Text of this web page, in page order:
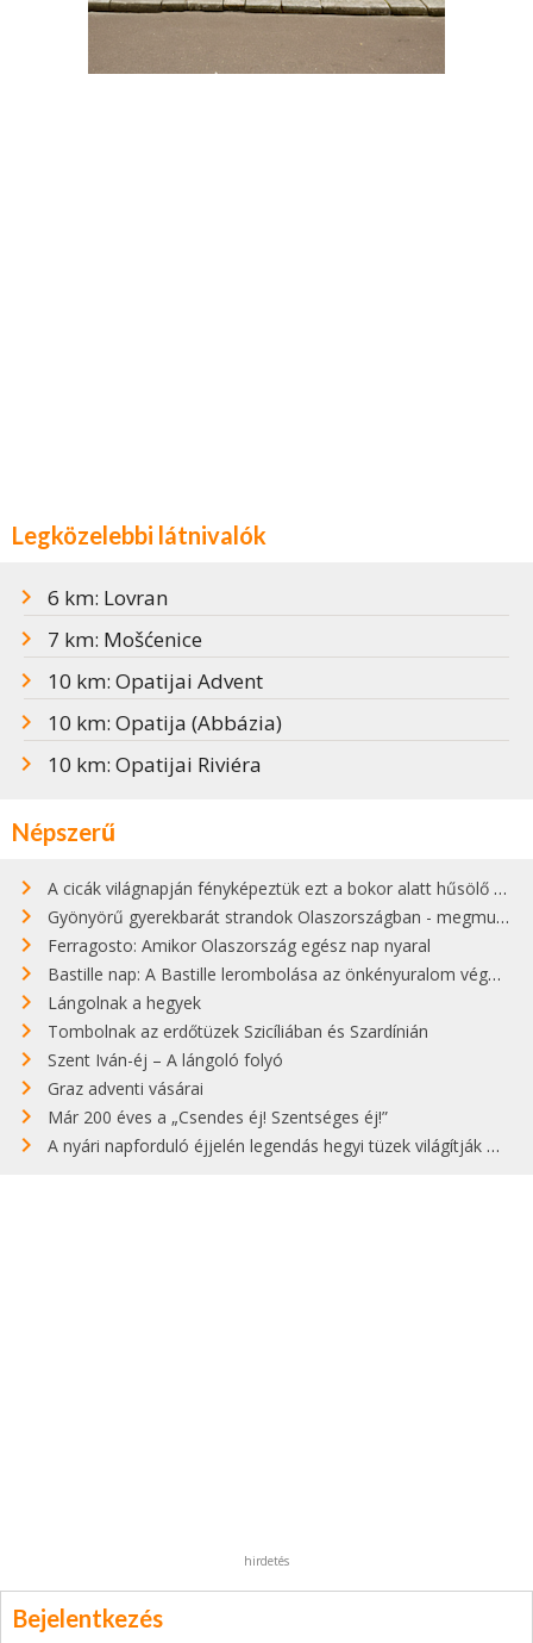
Legközelebbi látnivalók
6 km: Lovran
7 km: Mošćenice
10 km: Opatijai Advent
10 km: Opatija (Abbázia)
10 km: Opatijai Riviéra
Népszerű
A cicák világnapján fényképeztük ezt a bokor alatt hűsölő cicát Kisorosziban
Gyönyörű gyerekbarát strandok Olaszországban - megmutatjuk a 15 legjobbat
Ferragosto: Amikor Olaszország egész nap nyaral
Bastille nap: A Bastille lerombolása az önkényuralom végét jelentette
Lángolnak a hegyek
Tombolnak az erdőtüzek Szicíliában és Szardínián
Szent Iván-éj – A lángoló folyó
Graz adventi vásárai
Már 200 éves a „Csendes éj! Szentséges éj!”
A nyári napforduló éjjelén legendás hegyi tüzek világítják meg Zugspitzét
hirdetés
Bejelentkezés